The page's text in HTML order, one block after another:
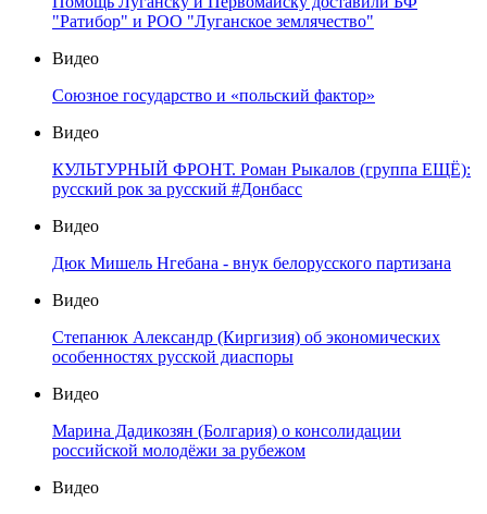
"Ратибор" и РОО "Луганское землячество"
Видео
Союзное государство и «польский фактор»
Видео
КУЛЬТУРНЫЙ ФРОНТ. Роман Рыкалов (группа ЕЩЁ):
русский рок за русский #Донбасс
Видео
Дюк Мишель Нгебана - внук белорусского партизана
Видео
Степанюк Александр (Киргизия) об экономических
особенностях русской диаспоры
Видео
Марина Дадикозян (Болгария) о консолидации
российской молодёжи за рубежом
Видео